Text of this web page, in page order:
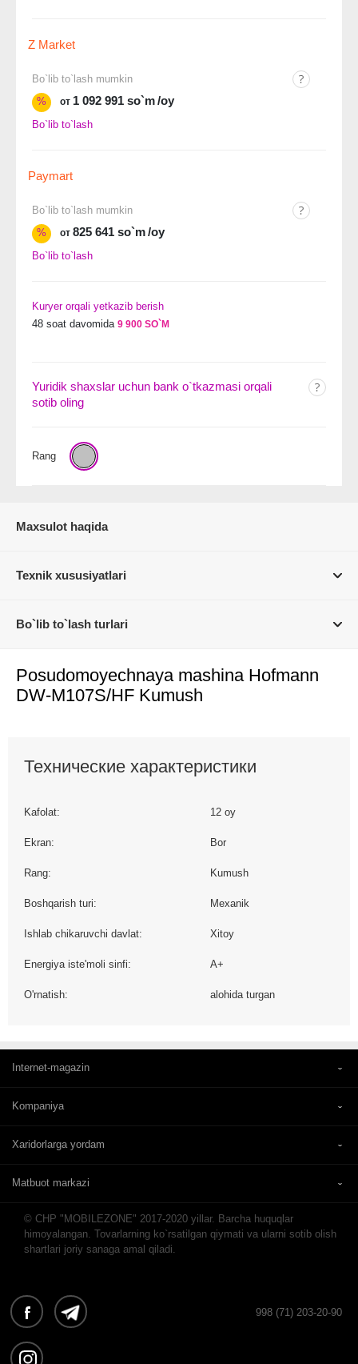
Z Market
Bo`lib to`lash mumkin
%
от 1 092 991 so`m/oy
Bo`lib to`lash
Paymart
Bo`lib to`lash mumkin
%
от 825 641 so`m/oy
Bo`lib to`lash
Kuryer orqali yetkazib berish
48 soat davomida 9 900 SO`M
Yuridik shaxslar uchun bank o`tkazmasi orqali
sotib oling
Rang
Maxsulot haqida
Texnik xususiyatlari
Bo`lib to`lash turlari
Posudomoyechnaya mashina Hofmann
DW-M107S/HF Kumush
Технические характеристики
Kafolat: 12 oy
Ekran: Bor
Rang: Kumush
Boshqarish turi: Mexanik
Ishlab chikaruvchi davlat: Xitoy
Energiya iste'moli sinfi: A+
O'rnatish: alohida turgan
Internet-magazin
Kompaniya
Xaridorlarga yordam
Matbuot markazi
© CHP "MOBILEZONE" 2017-2020 yillar. Barcha huquqlar
himoyalangan. Tovarlarning ko`rsatilgan qiymati va ularni sotib olish
shartlari joriy sanaga amal qiladi.
998 (71) 203-20-90